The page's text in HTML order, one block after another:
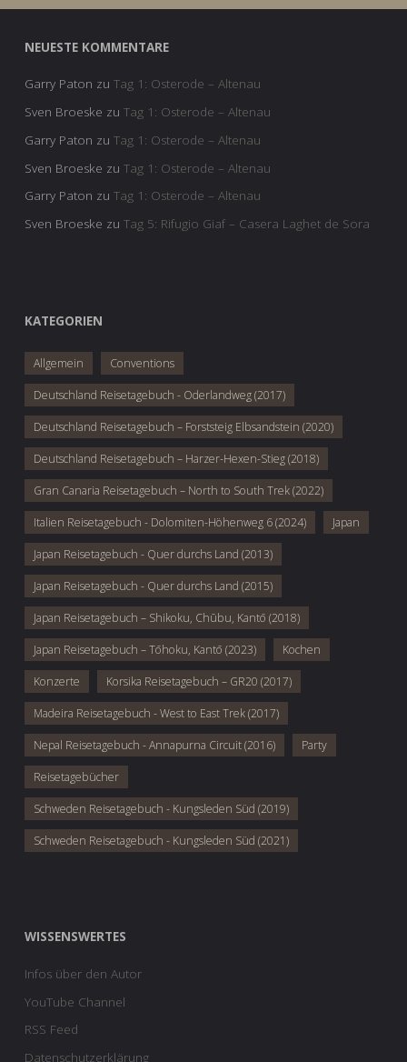
NEUESTE KOMMENTARE
Garry Paton zu Tag 1: Osterode – Altenau
Sven Broeske zu Tag 1: Osterode – Altenau
Garry Paton zu Tag 1: Osterode – Altenau
Sven Broeske zu Tag 1: Osterode – Altenau
Garry Paton zu Tag 1: Osterode – Altenau
Sven Broeske zu Tag 5: Rifugio Giaf – Casera Laghet de Sora
KATEGORIEN
Allgemein Conventions
Deutschland Reisetagebuch - Oderlandweg (2017)
Deutschland Reisetagebuch – Forststeig Elbsandstein (2020)
Deutschland Reisetagebuch – Harzer-Hexen-Stieg (2018)
Gran Canaria Reisetagebuch – North to South Trek (2022)
Italien Reisetagebuch - Dolomiten-Höhenweg 6 (2024) Japan
Japan Reisetagebuch - Quer durchs Land (2013)
Japan Reisetagebuch - Quer durchs Land (2015)
Japan Reisetagebuch – Shikoku, Chūbu, Kantō (2018)
Japan Reisetagebuch – Tōhoku, Kantō (2023) Kochen
Konzerte Korsika Reisetagebuch – GR20 (2017)
Madeira Reisetagebuch - West to East Trek (2017)
Nepal Reisetagebuch - Annapurna Circuit (2016) Party
Reisetagebücher
Schweden Reisetagebuch - Kungsleden Süd (2019)
Schweden Reisetagebuch - Kungsleden Süd (2021)
WISSENSWERTES
Infos über den Autor
YouTube Channel
RSS Feed
Datenschutzerklärung